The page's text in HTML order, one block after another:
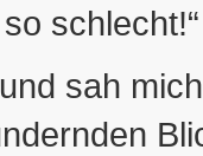
schlecht!“
sah